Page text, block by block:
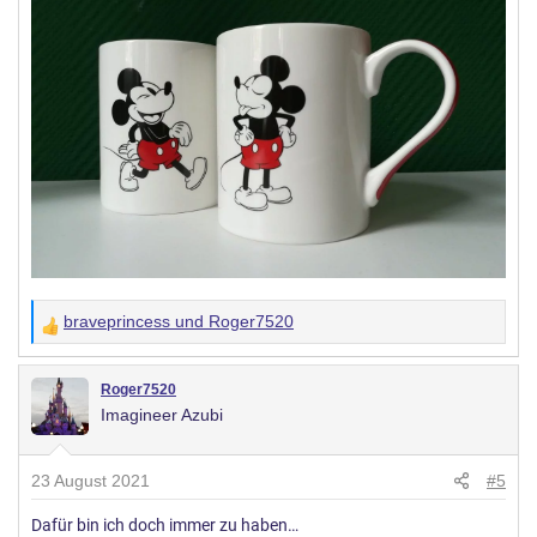
W
e
t
n
g
e
braveprincess und Roger7520
Roger7520
Imagineer Azubi
23 August 2021 #5
Dafür bin ich doch immer zu haben…